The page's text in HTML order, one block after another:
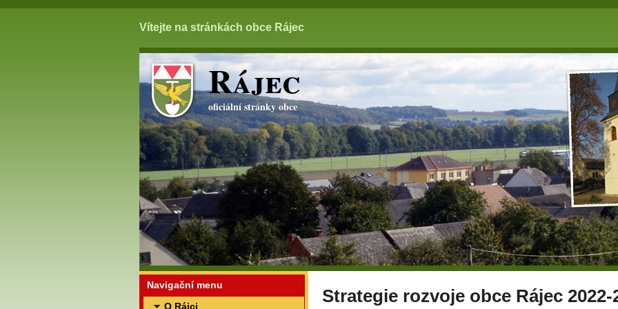
Vítejte na stránkách obce Rájec
Rájec
oficiální stránky obce
Navigační menu
O Rájci
Strategie rozvoje obce Rájec 2022-